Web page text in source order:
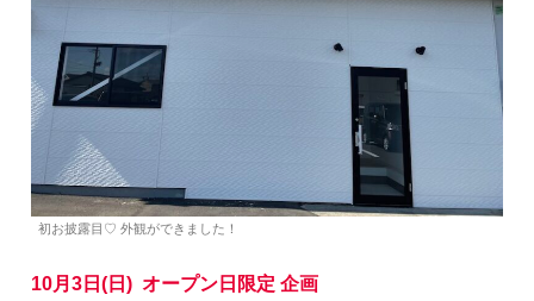
初お披露目♡ 外観ができました！
10月3日(日) オープン日限定 企画